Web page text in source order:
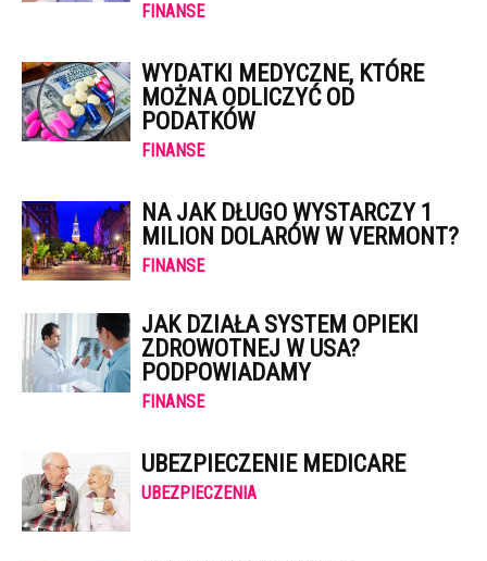
FINANSE
WYDATKI MEDYCZNE, KTÓRE
MOŻNA ODLICZYĆ OD
PODATKÓW
FINANSE
NA JAK DŁUGO WYSTARCZY 1
MILION DOLARÓW W VERMONT?
FINANSE
JAK DZIAŁA SYSTEM OPIEKI
ZDROWOTNEJ W USA?
PODPOWIADAMY
FINANSE
UBEZPIECZENIE MEDICARE
UBEZPIECZENIA